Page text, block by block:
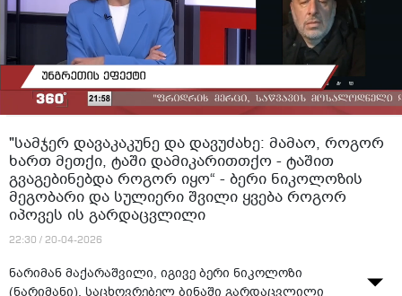
"სამჯერ დავაკაკუნე და დავუძახე: მამაო, როგორ
ხართ მეთქი, ტაში დამიკარითთქო - ტაშით
გვაგებინებდა როგორ იყო“ - ბერი ნიკოლოზის
მეგობარი და სულიერი შვილი ყვება როგორ
იპოვეს ის გარდაცვლილი
22:30 / 20-04-2026
ნარიმან მაქარაშვილი, იგივე ბერი ნიკოლოზი
(ნარიმანი), საცხოვრებელ ბინაში გარდაცვლილი